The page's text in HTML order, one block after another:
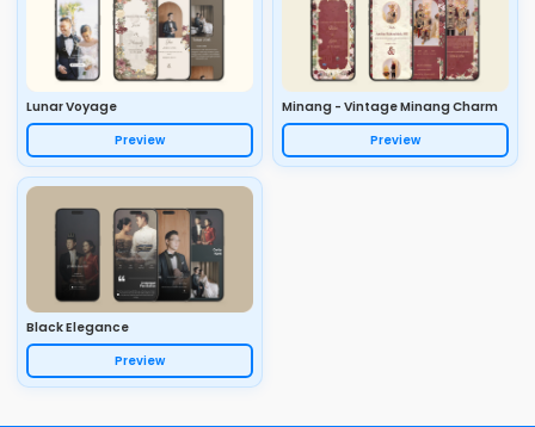
Lunar Voyage
Preview
Minang - Vintage Minang Charm
Preview
Black Elegance
Preview